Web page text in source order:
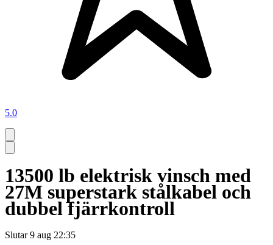
5.0
13500 lb elektrisk vinsch med
27M superstark stålkabel och
dubbel fjärrkontroll
Slutar 9 aug 22:35